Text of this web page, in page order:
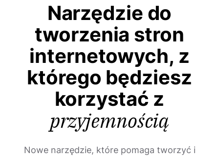
Narzędzie do
tworzenia stron
internetowych, z
którego będziesz
korzystać z
przyjemnością
Nowe narzędzie, które pomaga tworzyć i